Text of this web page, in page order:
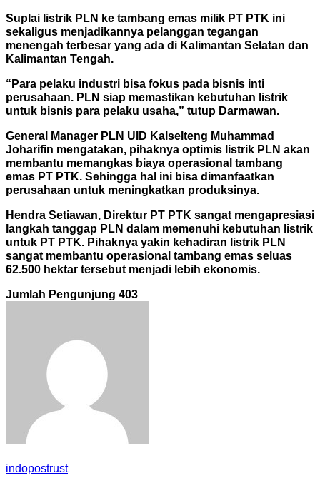
Suplai listrik PLN ke tambang emas milik PT PTK ini
sekaligus menjadikannya pelanggan tegangan
menengah terbesar yang ada di Kalimantan Selatan dan
Kalimantan Tengah.
“Para pelaku industri bisa fokus pada bisnis inti
perusahaan. PLN siap memastikan kebutuhan listrik
untuk bisnis para pelaku usaha,” tutup Darmawan.
General Manager PLN UID Kalselteng Muhammad
Joharifin mengatakan, pihaknya optimis listrik PLN akan
membantu memangkas biaya operasional tambang
emas PT PTK. Sehingga hal ini bisa dimanfaatkan
perusahaan untuk meningkatkan produksinya.
Hendra Setiawan, Direktur PT PTK sangat mengapresiasi
langkah tanggap PLN dalam memenuhi kebutuhan listrik
untuk PT PTK. Pihaknya yakin kehadiran listrik PLN
sangat membantu operasional tambang emas seluas
62.500 hektar tersebut menjadi lebih ekonomis.
Jumlah Pengunjung 403
indopostrust